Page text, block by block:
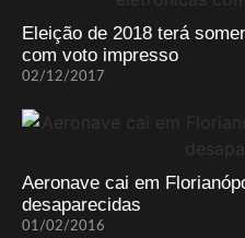
Eleição de 2018 terá
com voto impresso
02/12/2017
Aeronave cai em
desaparecidas
01/02/2016